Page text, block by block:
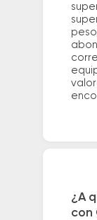
¿A
con